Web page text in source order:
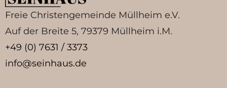
Freie Christengemeinde Müllheim e.V.
Auf der Breite 5, 79379 Müllheim i.M.
+49 (0) 7631 / 3373
info@seinhaus.de